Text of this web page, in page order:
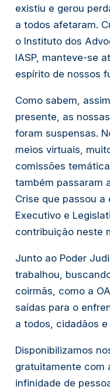
existiu e gerou
a todos afetaram.
o Instituto dos
IASP, manteve-se
espírito de nossos
Como sabem,
presente, as
foram suspensas.
meios virtuais,
comissões
também passaram
Crise que passou a
Executivo e
contribuição neste
Junto ao Poder
trabalhou,
coirmãs, como a
saídas para o
a todos, cidadãos
Disponibilizamos
gratuitamente com
infinidade de